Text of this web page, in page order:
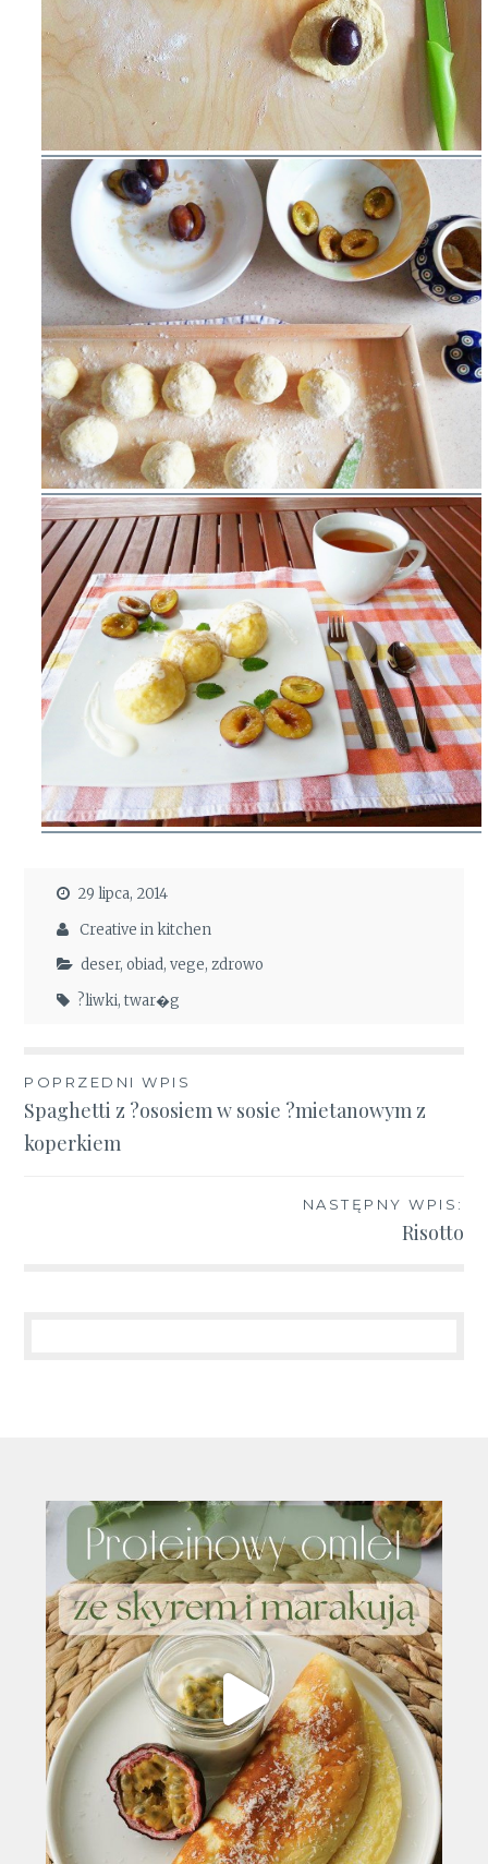
29 lipca, 2014
Creative in kitchen
deser,obiad,vege,zdrowo
?liwki,twar�g
Nawigacja
wpisu
POPRZEDNI WPIS
Spaghetti z ?ososiem w sosie ?mietanowym z
koperkiem
NASTĘPNY WPIS:
Risotto